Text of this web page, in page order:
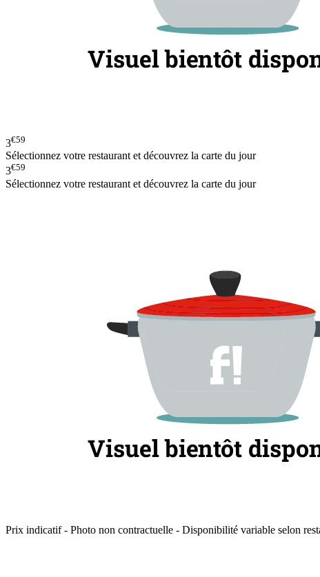
3€59
Sélectionnez votre restaurant et découvrez la carte du jour
3€59
Sélectionnez votre restaurant et découvrez la carte du jour
Prix indicatif - Photo non contractuelle - Disponibilité variable selon